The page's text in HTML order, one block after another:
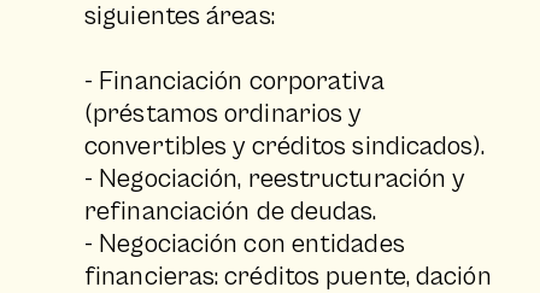
siguientes áreas:
- Financiación corporativa
(préstamos ordinarios y
convertibles y créditos sindicados).
- Negociación, reestructuración y
refinanciación de deudas.
- Negociación con entidades
financieras: créditos puente, dación